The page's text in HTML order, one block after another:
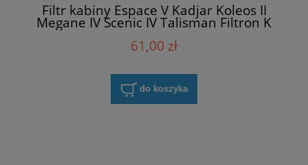
Filtr kabiny Espace V Kadjar Koleos II
Megane IV Scenic IV Talisman Filtron K
61,00 zł
do koszyka